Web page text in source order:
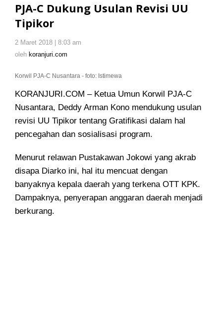
Usulan
PJA-C Dukung Usulan Revisi UU
Tipikor
2 Maret 2018 | 8:03 am
oleh koranjuri.com
Korwil PJA-C Nusantara - foto: Istimewa
KORANJURI.COM – Ketua Umun Korwil PJA-C
Nusantara, Deddy Arman Kono mendukung usulan
revisi UU Tipikor tentang Gratifikasi dalam hal
pencegahan dan sosialisasi program.
Menurut relawan Pustakawan Jokowi yang akrab
disapa Diarko ini, hal itu mencuat dengan
banyaknya kepala daerah yang terkena OTT KPK.
Dampaknya, penyerapan anggaran daerah menjadi
berkurang.